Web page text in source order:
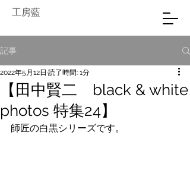
工房藍
記事
【田中賢二 black & white
photos 特集24】
2022年5月12日 読了時間: 1分
師匠の白黒シリーズです。